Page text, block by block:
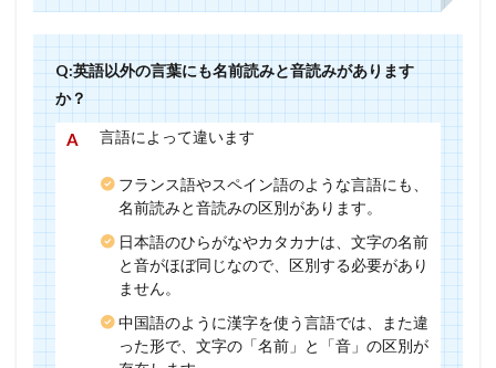
Q:英語以外の言葉にも名前読みと音読みがあります
か？
言語によって違います
フランス語やスペイン語のような言語にも、
名前読みと音読みの区別があります。
日本語のひらがなやカタカナは、文字の名前
と音がほぼ同じなので、区別する必要があり
ません。
中国語のように漢字を使う言語では、また違
った形で、文字の「名前」と「音」の区別が